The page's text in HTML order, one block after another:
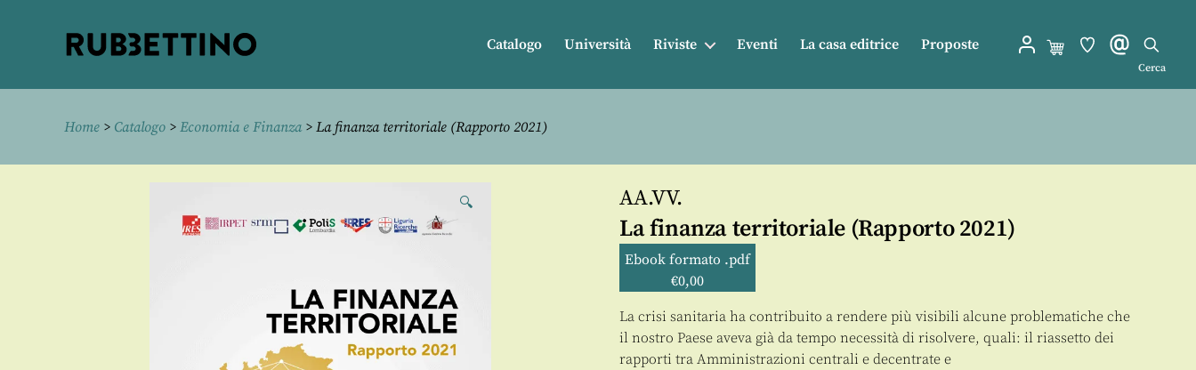
Catalogo Università Riviste Eventi La casa editrice Proposte
Cerca
Home > Catalogo > Economia e Finanza> La finanza territoriale (Rapporto 2021)
🔍 AA.VV.
La finanza territoriale (Rapporto 2021)
Ebook formato .pdf
€0,00
La crisi sanitaria ha contribuito a rendere più visibili alcune problematiche che
il nostro Paese aveva già da tempo necessità di risolvere, quali: il riassetto dei
rapporti tra Amministrazioni centrali e decentrate e